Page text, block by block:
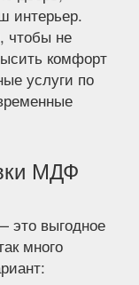
интерьер.
чтобы не
комфорт
услуги по
МДФ
выгодное
много